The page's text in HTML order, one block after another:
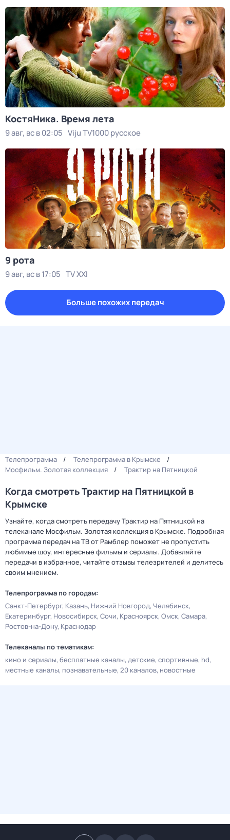
КостяНика. Время лета
9 авг, вс в 02:05 Viju TV1000 русское
9 рота
9 авг, вс в 17:05 TV XXI
Больше похожих передач
Телепрограмма
Телепрограмма в Крымске
Мосфильм. Золотая коллекция
Трактир на Пятницкой
Когда смотреть Трактир на Пятницкой в
Крымске
Узнайте, когда смотреть передачу Трактир на Пятницкой на
телеканале Мосфильм. Золотая коллекция в Крымске. Подробная
программа передач на ТВ от Рамблер поможет не пропустить
любимые шоу, интересные фильмы и сериалы. Добавляйте
передачи в избранное, читайте отзывы телезрителей и делитесь
своим мнением.
Телепрограмма по городам:
Санкт-Петербург Казань Нижний Новгород Челябинск
Екатеринбург Новосибирск Сочи Красноярск Омск Самара
Ростов-на-Дону Краснодар
Телеканалы по тематикам:
кино и сериалы бесплатные каналы детские спортивные hd
местные каналы познавательные 20 каналов новостные